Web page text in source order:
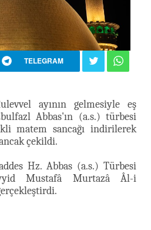
TELEGRAM
ayının gelmesiyle eş
Abbas'ın (a.s.) türbesi
matem sancağı indirilerek
çekildi.
Hz. Abbas (a.s.) Türbesi
Mustafâ Murtazâ Âl-i